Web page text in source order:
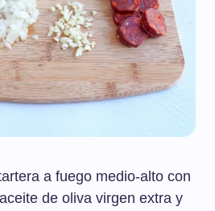
a fuego medio-alto con
de oliva virgen extra y